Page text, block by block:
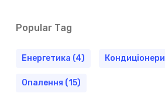
Popular Tag
Енергетика (4) Кондиціонери
Опалення (15)